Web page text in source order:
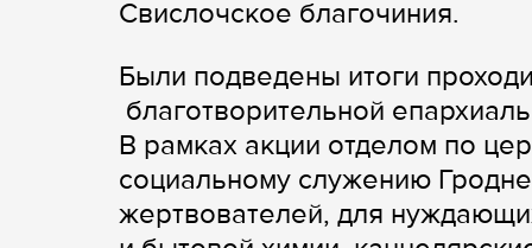
Свислочское благочиния.
Были подведены итоги
благотворительной
В рамках акции отделом по
социальному служению
жертвователей, для